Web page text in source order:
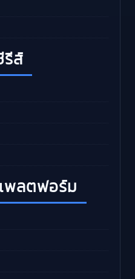
รีส์
พลตฟอร์ม